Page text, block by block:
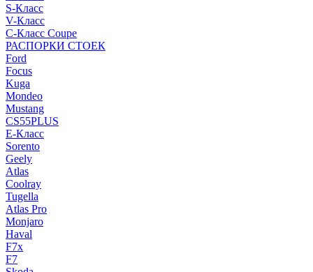
S-Класс
V-Класс
C-Класс Coupe
РАСПОРКИ СТОЕК
Ford
Focus
Kuga
Mondeo
Mustang
CS55PLUS
E-Класс
Sorento
Geely
Atlas
Coolray
Tugella
Atlas Pro
Monjaro
Haval
F7x
F7